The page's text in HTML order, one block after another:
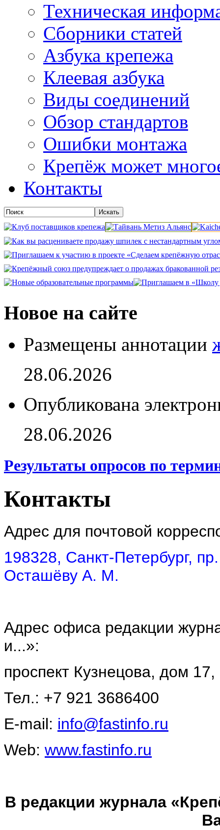
Техническая
Сборники статей
Азбука крепежа
Клеевая азбука
Виды соединений
Обзор стандартов
Ошибки монтажа
Крепёж может
Контакты
Новое на сайте
Размещены аннотации
28.06.2026
Опубликована
28.06.2026
Результаты опросов по
Контакты
Адрес для почтовой
198328, Санкт-Петербург,
Осташёву А. М.
Адрес офиса редакции
и...»:
проспект Кузнецова, дом
Тел.: +7 921 3686400
E-mail: info@fastinfo.ru
Web: www.fastinfo.ru
В редакции журнала